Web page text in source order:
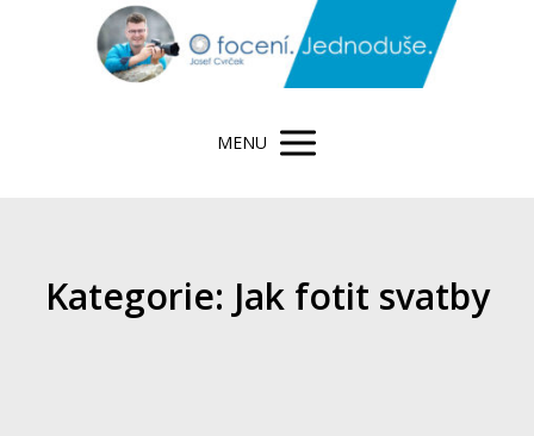
MENU
Kategorie: Jak fotit svatby